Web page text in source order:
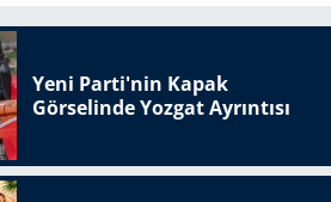
Yeni Parti'nin Kapak
Görselinde Yozgat Ayrıntısı